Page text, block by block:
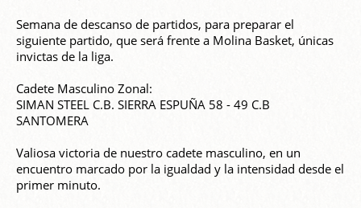
Semana de descanso de partidos, para preparar el
siguiente partido, que será frente a Molina Basket, únicas
invictas de la liga.
Cadete Masculino Zonal:
SIMAN STEEL C.B. SIERRA ESPUÑA 58 - 49 C.B
SANTOMERA
Valiosa victoria de nuestro cadete masculino, en un
encuentro marcado por la igualdad y la intensidad desde el
primer minuto.